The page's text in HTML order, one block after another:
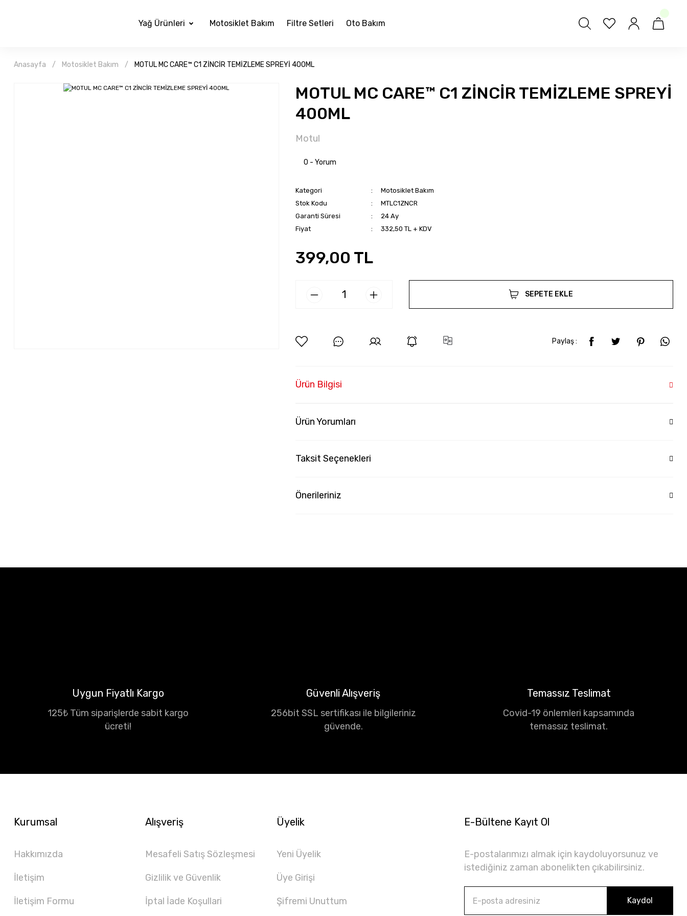
Yağ Ürünleri Motosiklet Bakım Filtre Setleri Oto Bakım
Anasayfa Motosiklet Bakım MOTUL MC CARE™ C1 ZİNCİR TEMİZLEME SPREYİ 400ML
MOTUL MC CARE™ C1 ZİNCİR TEMİZLEME SPREYİ
400ML
Motul
0 - Yorum
Kategori
Motosiklet Bakım
Stok Kodu
MTLC1ZNCR
Garanti Süresi
24 Ay
Fiyat
332,50 TL + KDV
399,00 TL
SEPETE EKLE
Paylaş :
Ürün Bilgisi
Ürün Yorumları
Taksit Seçenekleri
Önerileriniz
Uygun Fiyatlı Kargo
125₺ Tüm siparişlerde sabit kargo
ücreti!
Güvenli Alışveriş
256bit SSL sertifikası ile bilgileriniz
güvende.
Temassız Teslimat
Covid-19 önlemleri kapsamında
temassız teslimat.
Kurumsal
Hakkımızda
İletişim
İletişim Formu
Alışveriş
Mesafeli Satış Sözleşmesi
Gizlilik ve Güvenlik
İptal İade Koşullari
Üyelik
Yeni Üyelik
Üye Girişi
Şifremi Unuttum
E-Bültene Kayıt Ol
E-postalarımızı almak için kaydoluyorsunuz ve
istediğiniz zaman abonelikten çıkabilirsiniz.
Kaydol